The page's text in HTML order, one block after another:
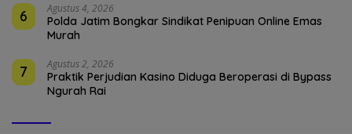
6 Agustus 4, 2026
Polda Jatim Bongkar Sindikat Penipuan Online Emas
Murah
7 Agustus 2, 2026
Praktik Perjudian Kasino Diduga Beroperasi di Bypass
Ngurah Rai